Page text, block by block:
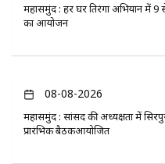
महासमुंद : हर घर तिरंगा अभियान में 9
का आयोजन
08-08-2026
महासमुंद : सांसद की अध्यक्षता में
प्रारंभिक बैठकआयोजित